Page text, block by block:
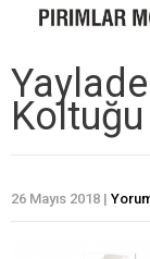
26 Mayıs 2018 |